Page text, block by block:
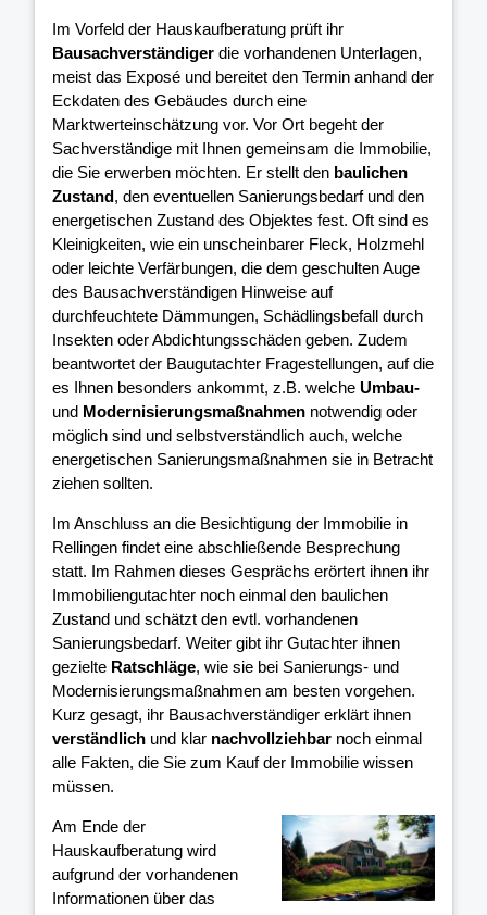
Im Vorfeld der Hauskaufberatung prüft ihr
Bausachverständiger die vorhandenen Unterlagen,
meist das Exposé und bereitet den Termin anhand der
Eckdaten des Gebäudes durch eine
Marktwerteinschätzung vor. Vor Ort begeht der
Sachverständige mit Ihnen gemeinsam die Immobilie,
die Sie erwerben möchten. Er stellt den baulichen
Zustand, den eventuellen Sanierungsbedarf und den
energetischen Zustand des Objektes fest. Oft sind es
Kleinigkeiten, wie ein unscheinbarer Fleck, Holzmehl
oder leichte Verfärbungen, die dem geschulten Auge
des Bausachverständigen Hinweise auf
durchfeuchtete Dämmungen, Schädlingsbefall durch
Insekten oder Abdichtungsschäden geben. Zudem
beantwortet der Baugutachter Fragestellungen, auf die
es Ihnen besonders ankommt, z.B. welche Umbau-
und Modernisierungsmaßnahmen notwendig oder
möglich sind und selbstverständlich auch, welche
energetischen Sanierungsmaßnahmen sie in Betracht
ziehen sollten.
Im Anschluss an die Besichtigung der Immobilie in
Rellingen findet eine abschließende Besprechung
statt. Im Rahmen dieses Gesprächs erörtert ihnen ihr
Immobiliengutachter noch einmal den baulichen
Zustand und schätzt den evtl. vorhandenen
Sanierungsbedarf. Weiter gibt ihr Gutachter ihnen
gezielte Ratschläge, wie sie bei Sanierungs- und
Modernisierungsmaßnahmen am besten vorgehen.
Kurz gesagt, ihr Bausachverständiger erklärt ihnen
verständlich und klar nachvollziehbar noch einmal
alle Fakten, die Sie zum Kauf der Immobilie wissen
müssen.
Am Ende der
Hauskaufberatung wird
aufgrund der vorhandenen
Informationen über das